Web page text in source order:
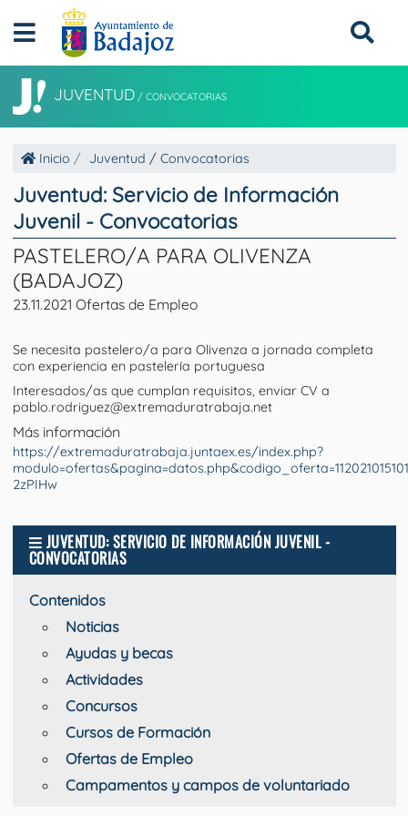
JUVENTUD / CONVOCATORIAS
Inicio Juventud / Convocatorias
Juventud: Servicio de Información
Juvenil - Convocatorias
PASTELERO/A PARA OLIVENZA
(BADAJOZ)
23.11.2021 Ofertas de Empleo
Se necesita pastelero/a para Olivenza a jornada completa
con experiencia en pastelería portuguesa
Interesados/as que cumplan requisitos, enviar CV a
pablo.rodriguez@extremaduratrabaja.net
Más información
https://extremaduratrabaja.juntaex.es/index.php?
2zPIHw
JUVENTUD: SERVICIO DE INFORMACIÓN JUVENIL -
CONVOCATORIAS
Contenidos
Noticias
Ayudas y becas
Actividades
Concursos
Cursos de Formación
Ofertas de Empleo
Campamentos y campos de voluntariado